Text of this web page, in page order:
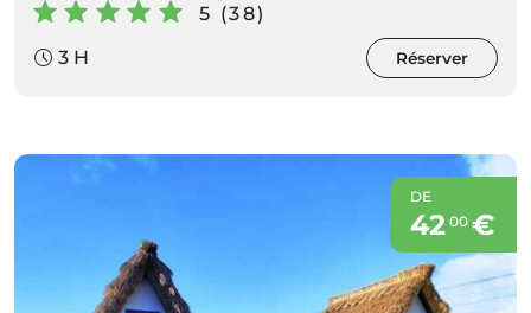
5 (38)
3 H
Réserver
DE
42 00€